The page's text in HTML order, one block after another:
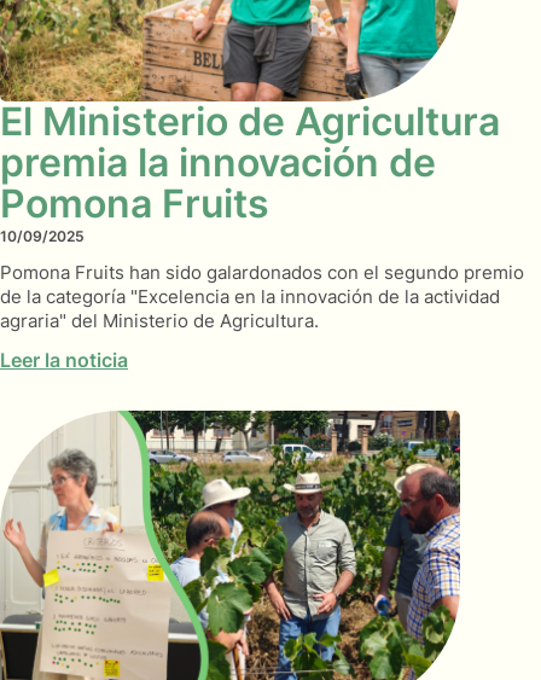
El Ministerio de Agricultura
premia la innovación de
Pomona Fruits
10/09/2025
Pomona Fruits han sido galardonados con el segundo premio
de la categoría "Excelencia en la innovación de la actividad
agraria" del Ministerio de Agricultura.
Leer la noticia